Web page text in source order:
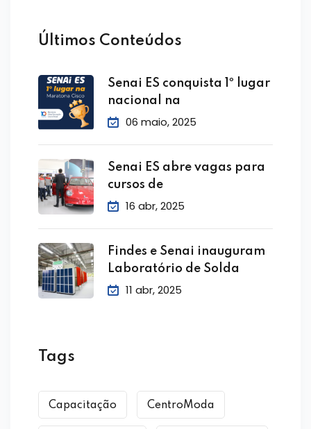
Últimos Conteúdos
Senai ES conquista 1º lugar
nacional na
06 maio, 2025
Senai ES abre vagas para
cursos de
16 abr, 2025
Findes e Senai inauguram
Laboratório de Solda
11 abr, 2025
Tags
Capacitação CentroModa